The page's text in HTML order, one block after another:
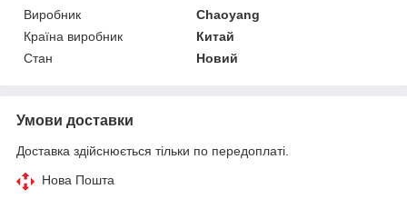
Виробник
Chaoyang
Країна виробник
Китай
Стан
Новий
Умови доставки
Доставка здійснюється тільки по передоплаті.
Нова Пошта